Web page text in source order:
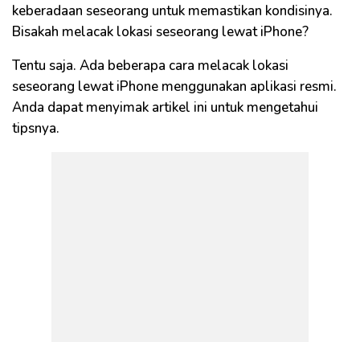
keberadaan seseorang untuk memastikan kondisinya.
Bisakah melacak lokasi seseorang lewat iPhone?
Tentu saja. Ada beberapa cara melacak lokasi
seseorang lewat iPhone menggunakan aplikasi resmi.
Anda dapat menyimak artikel ini untuk mengetahui
tipsnya.